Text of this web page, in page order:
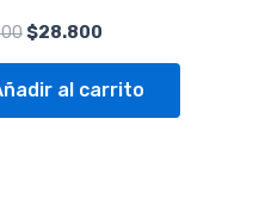
$28.800
al carrito